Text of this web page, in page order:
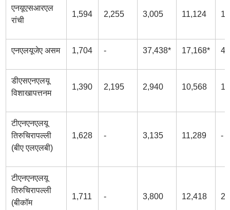
एनयूएसआरएल
रांची
1,594 2,255 3,005 11,124
एनएलयूजेए असम 1,704 - 37,438* 17,168*
डीएसएनएलयू
विशाखापत्तनम
1,390 2,195 2,940 10,568
टीएनएनएलयू
तिरुचिरापल्ली
(बीए एलएलबी)
1,628 - 3,135 11,289 -
टीएनएनएलयू
तिरुचिरापल्ली
(बीकॉम
1,711 - 3,800 12,418